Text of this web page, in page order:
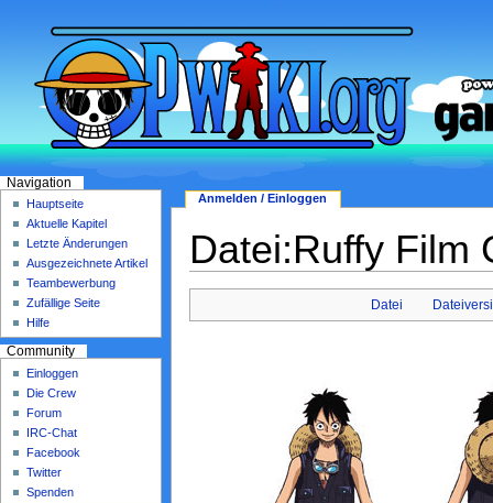
Datei:Ruffy Film
Datei
Anmelden / Einloggen
Navigation
Hauptseite
Aktuelle Kapitel
Letzte Änderungen
Ausgezeichnete Artikel
Teambewerbung
Zufällige Seite
Hilfe
Community
Einloggen
Die Crew
Forum
IRC-Chat
Facebook
Twitter
Spenden